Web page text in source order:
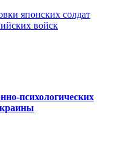
японских солдат
войск
психологических